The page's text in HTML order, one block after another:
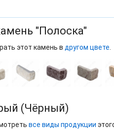
"Полоска"
этот камень в другом цвете
(Чёрный)
все виды продукции